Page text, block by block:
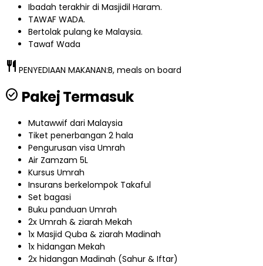
Ibadah terakhir di Masjidil Haram.
TAWAF WADA.
Bertolak pulang ke Malaysia.
Tawaf Wada
restaurant PENYEDIAAN MAKANAN:B, meals on board
check_circle Pakej Termasuk
Mutawwif dari Malaysia
Tiket penerbangan 2 hala
Pengurusan visa Umrah
Air Zamzam 5L
Kursus Umrah
Insurans berkelompok Takaful
Set bagasi
Buku panduan Umrah
2x Umrah & ziarah Mekah
1x Masjid Quba & ziarah Madinah
1x hidangan Mekah
2x hidangan Madinah (Sahur & Iftar)